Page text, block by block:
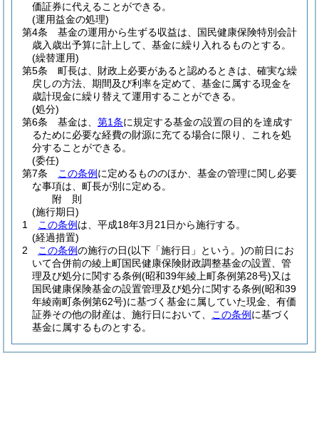
価証券に代えることができる。
(運用益金の処理)
第4条
基金の運用から生ずる収益は、国民健康保険特別会計
歳入歳出予算に計上して、基金に繰り入れるものとする。
(繰替運用)
第5条
町長は、財政上必要があると認めるときは、確実な繰
戻しの方法、期間及び利率を定めて、基金に属する現金を
歳計現金に繰り替えて運用することができる。
(処分)
第6条
基金は、 第1条に規定する基金の設置の目的を達成す
るために必要な経費の財源に充てる場合に限り、これを処
分することができる。
(委任)
第7条
この条例 に定めるもののほか、基金の管理に関し必要
な事項は、町長が別に定める。
附 則
(施行期日)
1
この条例 は、平成18年3月21日から施行する。
(経過措置)
2
この条例の施行の日(以下「施行日」という。)の前日にお
いて合併前の綾上町国民健康保険財政調整基金の設置、管
理及び処分に関する条例(昭和39年綾上町条例第28号)又は
国民健康保険基金の設置管理及び処分に関する条例(昭和39
年綾南町条例第62号)に基づく基金に属していた現金、有価
証券その他の財産は、施行日において、
この条例 に基づく
基金に属するものとする。